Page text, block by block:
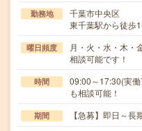
勤務地
千葉市中央区
東千葉駅から徒歩
曜日頻度
月・火・水・木
相談可能です！
時間
09:00～17:30(実
も相談可能！
期間 【急募】即日～